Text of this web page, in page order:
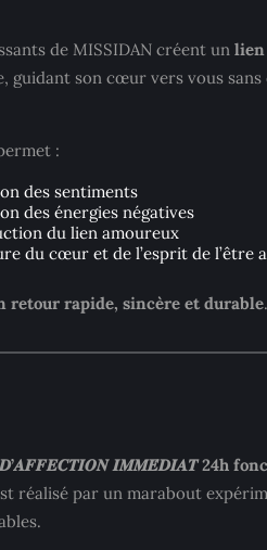
de MISSIDAN créent un lien
guidant son cœur vers vous sans
:
des sentiments
des énergies négatives
du lien amoureux
du cœur et de l’esprit de l’être
retour rapide, sincère et durable.
𝑰𝑴𝑴𝑬́𝑫𝑰𝑨𝑻 24h
réalisé par un marabout